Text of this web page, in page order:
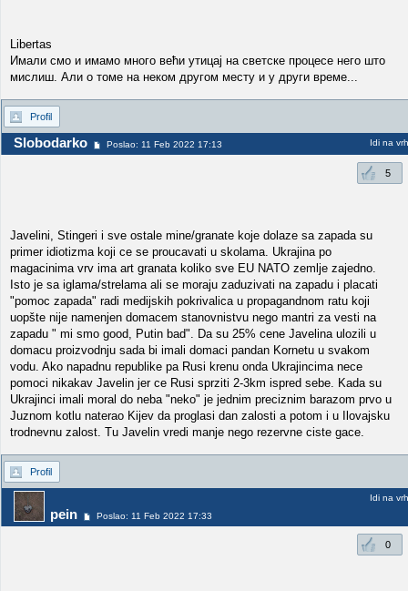
Libertas
Имали смо и имамо много већи утицај на светске процесе него што
мислиш. Али о томе на неком другом месту и у други време...
Profil
Slobodarko Poslao: 11 Feb 2022 17:13 Idi na vrh
5
Javelini, Stingeri i sve ostale mine/granate koje dolaze sa zapada su
primer idiotizma koji ce se proucavati u skolama. Ukrajina po
magacinima vrv ima art granata koliko sve EU NATO zemlje zajedno.
Isto je sa iglama/strelama ali se moraju zaduzivati na zapadu i placati
"pomoc zapada" radi medijskih pokrivalica u propagandnom ratu koji
uopšte nije namenjen domacem stanovnistvu nego mantri za vesti na
zapadu " mi smo good, Putin bad". Da su 25% cene Javelina ulozili u
domacu proizvodnju sada bi imali domaci pandan Kornetu u svakom
vodu. Ako napadnu republike pa Rusi krenu onda Ukrajincima nece
pomoci nikakav Javelin jer ce Rusi sprziti 2-3km ispred sebe. Kada su
Ukrajinci imali moral do neba "neko" je jednim preciznim barazom prvo u
Juznom kotlu naterao Kijev da proglasi dan zalosti a potom i u Ilovajsku
trodnevnu zalost. Tu Javelin vredi manje nego rezervne ciste gace.
Profil
pein Poslao: 11 Feb 2022 17:33
Idi na vrh
0